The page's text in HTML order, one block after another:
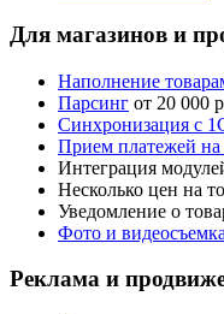
Для магазинов и
Наполнение
Парсинг от 20 000
Синхронизация с
Прием платежей на
Интеграция
Несколько цен на
Уведомление о
Фото и видеосъемка
Реклама и